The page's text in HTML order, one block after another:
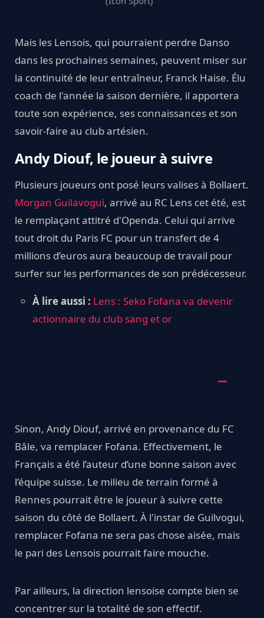
Mais les Lensois, qui pourraient perdre Danso
dans les prochaines semaines, peuvent miser sur
la continuité de leur entraîneur, Franck Haise. Élu
coach de l'année la saison dernière, il apportera
toute son expérience, ses connaissances et son
savoir-faire au club artésien.
Andy Diouf, le joueur à suivre
Plusieurs joueurs ont posé leurs valises à Bollaert.
Morgan Guilavogui, arrivé au RC Lens cet été, est
le remplaçant attitré d'Openda. Celui qui arrive
tout droit du Paris FC pour un transfert de 4
millions d’euros aura beaucoup de travail pour
surfer sur les performances de son prédécesseur.
À lire aussi : Lens : Seko Fofana va devenir
actionnaire du club sang et or
Sinon, Andy Diouf, arrivé en provenance du FC
Bâle, va remplacer Fofana. Effectivement, le
Français a été l’auteur d’une bonne saison avec
l’équipe suisse. Le milieu de terrain formé à
Rennes pourrait être le joueur à suivre cette
saison du côté de Bollaert. À l'instar de Guilvogui,
remplacer Fofana ne sera pas chose aisée, mais
le pari des Lensois pourrait faire mouche.
Par ailleurs, la direction lensoise compte bien se
concentrer sur la totalité de son effectif.